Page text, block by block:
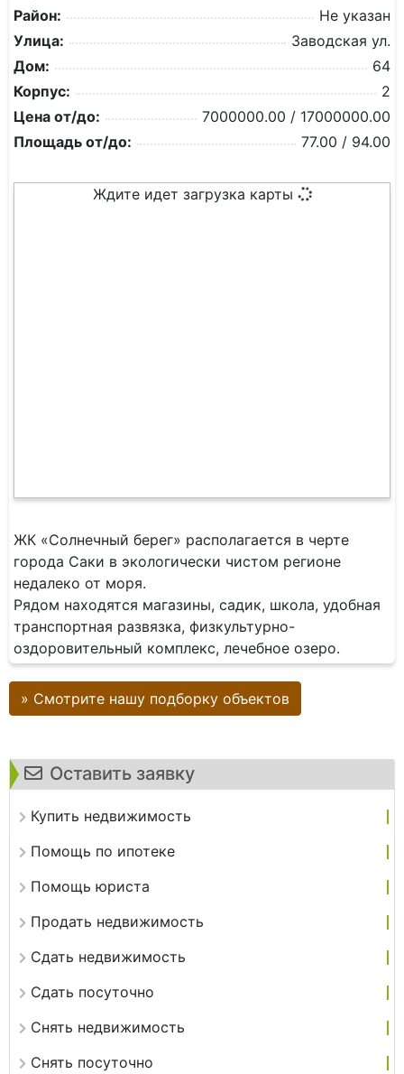
Оставить заявку
Купить недвижимость
Помощь по ипотеке
Помощь юриста
Продать недвижимость
Сдать недвижимость
Сдать посуточно
Снять недвижимость
Снять посуточно
Район:
Не указан
Улица:
Заводская ул.
Дом:
64
Корпус:
2
Цена от/до:
7000000.00 / 17000000.00
Площадь от/до:
77.00 / 94.00
Ждите идет загрузка карты
ЖК «Солнечный берег» располагается в черте
города Саки в экологически чистом регионе
недалеко от моря.
Рядом находятся магазины, садик, школа, удобная
транспортная развязка, физкультурно-
оздоровительный комплекс, лечебное озеро.
» Смотрите нашу подборку объектов